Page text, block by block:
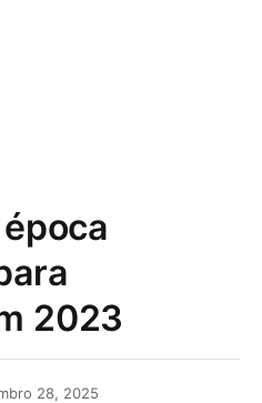
2023
28, 2025